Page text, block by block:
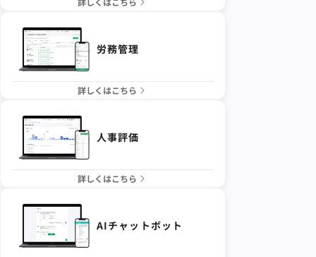
労務管理
詳しくはこちら
人事評価
詳しくはこちら
AIチャットボット